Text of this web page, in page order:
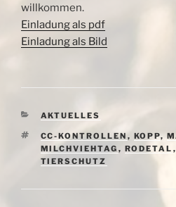
willkommen.
Einladung als pdf
Einladung als Bild
KATEGORIEN
AKTUELLES
SCHLAGWÖRTER
CC-KONTROLLEN , KOPP,
MILCHVIEHTAG , RODETAL ,
TIERSCHUTZ